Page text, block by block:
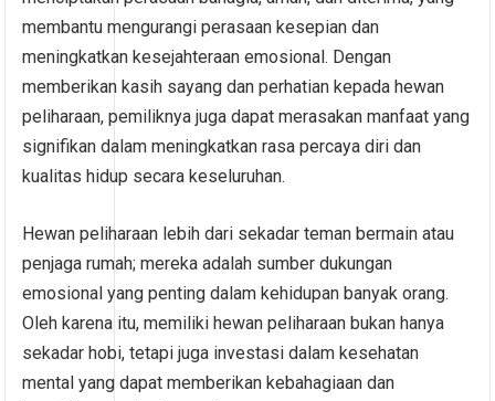
membantu mengurangi perasaan kesepian dan
meningkatkan kesejahteraan emosional. Dengan
memberikan kasih sayang dan perhatian kepada hewan
peliharaan, pemiliknya juga dapat merasakan manfaat yang
signifikan dalam meningkatkan rasa percaya diri dan
kualitas hidup secara keseluruhan.
Hewan peliharaan lebih dari sekadar teman bermain atau
penjaga rumah; mereka adalah sumber dukungan
emosional yang penting dalam kehidupan banyak orang.
Oleh karena itu, memiliki hewan peliharaan bukan hanya
sekadar hobi, tetapi juga investasi dalam kesehatan
mental yang dapat memberikan kebahagiaan dan